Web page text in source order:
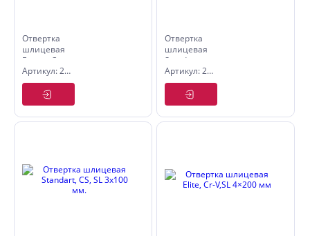
Отвертка
шлицевая
Expert, Cr-
V, SL 8 ×
200 мм.
Артикул: 2561820
Отвертка
шлицевая
Standart,
CS, SL
6х100 мм.
Артикул: 2560610